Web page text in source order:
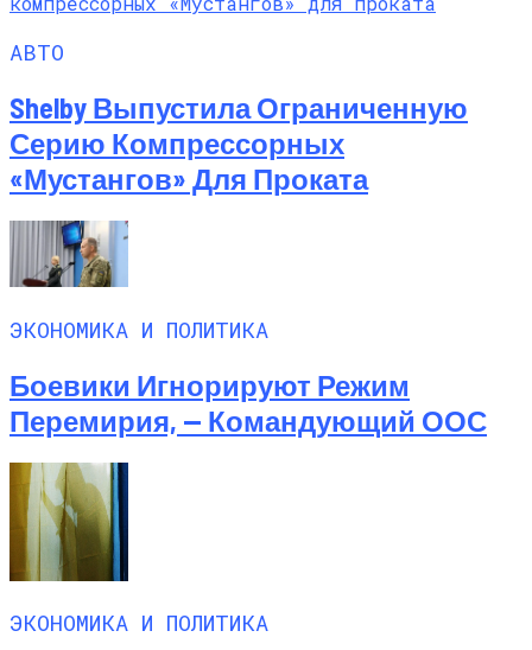
АВТО
Shelby Выпустила Ограниченную
Серию Компрессорных
«Мустангов» Для Проката
ЭКОНОМИКА И ПОЛИТИКА
Боевики Игнорируют Режим
Перемирия, — Командующий ООС
ЭКОНОМИКА И ПОЛИТИКА